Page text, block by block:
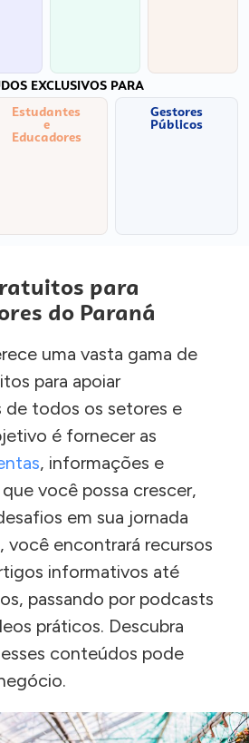
EXCLUSIVOS PARA
Estudantes
e
Educadores
Gestores
Públicos
para
do Paraná
uma vasta gama de
para apoiar
de todos os setores e
é fornecer as
, informações e
você possa crescer,
em sua jornada
você encontrará recursos
informativos até
passando por podcasts
práticos. Descubra
conteúdos pode